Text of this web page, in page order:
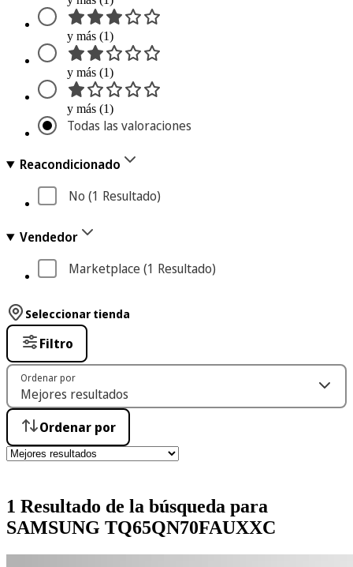
y más (1)
y más (1)
y más (1)
Todas las valoraciones
Reacondicionado
No (1 Resultado)
Vendedor
Marketplace (1 Resultado)
1 Resultado de la búsqueda para
SAMSUNG TQ65QN70FAUXXC
Seleccionar tienda
Filtro
Ordenar por
Ordenar por